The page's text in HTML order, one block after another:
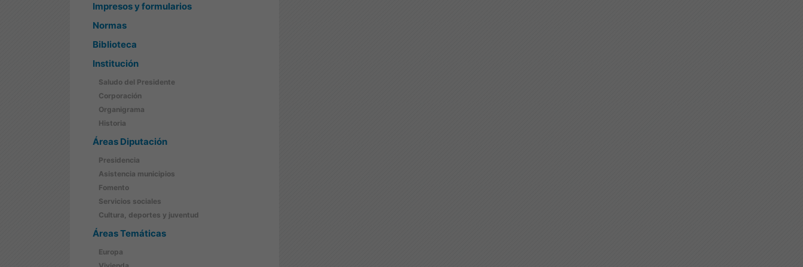
Impresos y formularios
Normas
Biblioteca
Institución
Saludo del Presidente
Corporación
Organigrama
Historia
Áreas Diputación
Presidencia
Asistencia municipios
Fomento
Servicios sociales
Cultura, deportes y juventud
Áreas Temáticas
Europa